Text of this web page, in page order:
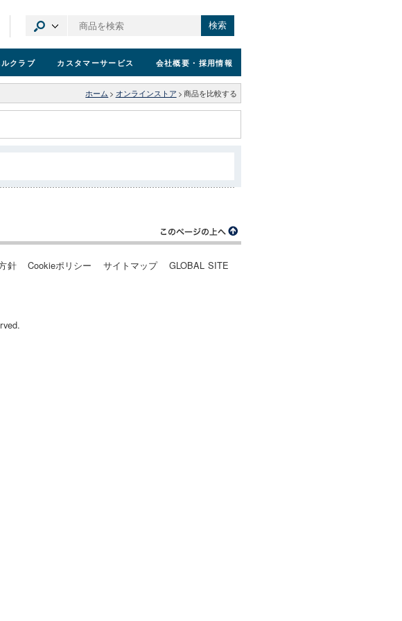
検索
クラブ カスタマーサービス 会社概要 ・採用情報
ホーム > オンラインストア > 商品を比較する
針 Cookieポリシー サイトマップ GLOBAL SITE